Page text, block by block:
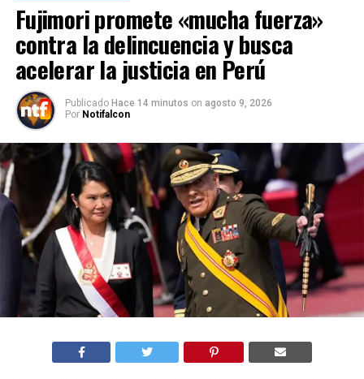
Fujimori promete «mucha fuerza»
contra la delincuencia y busca
acelerar la justicia en Perú
Publicado Hace 14 minutos on agosto 9, 2026
Por Notifalcon